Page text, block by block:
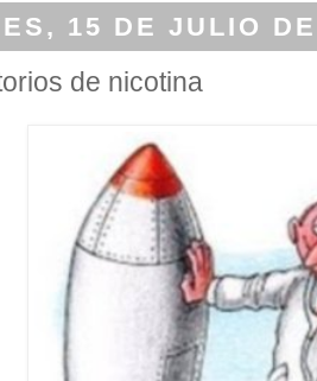
15 DE JULIO
de nicotina